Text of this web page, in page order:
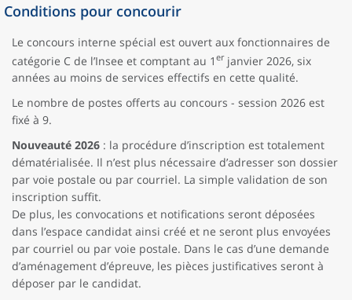
Conditions pour concourir
Le concours interne spécial est ouvert aux fonctionnaires de
catégorie C de l’Insee et comptant au 1 erjanvier 2026, six
années au moins de services effectifs en cette qualité.
Le nombre de postes offerts au concours - session 2026 est
fixé à 9.
Nouveauté 2026 : la procédure d’inscription est totalement
dématérialisée. Il n’est plus nécessaire d’adresser son dossier
par voie postale ou par courriel. La simple validation de son
inscription suffit.
De plus, les convocations et notifications seront déposées
dans l’espace candidat ainsi créé et ne seront plus envoyées
par courriel ou par voie postale. Dans le cas d’une demande
d’aménagement d’épreuve, les pièces justificatives seront à
déposer par le candidat.